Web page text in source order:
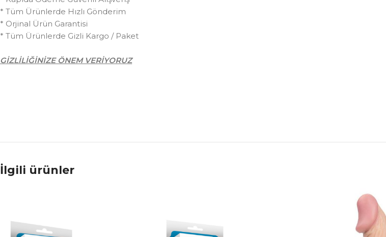
* Tüm Ürünlerde Hızlı Gönderim
* Orjinal Ürün Garantisi
* Tüm Ürünlerde Gizli Kargo / Paket
GİZLİLİĞİNİZE ÖNEM VERİYORUZ
İlgili ürünler